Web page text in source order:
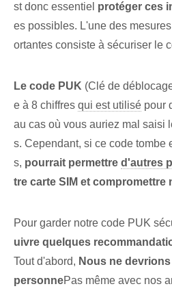
st donc essentiel protéger ‌ces
es possibles. L'une des
ortantes consiste à sécuriser le
Le code PUK (Clé de
e à 8 chiffres⁢ qui est utilisé pour
au cas où vous auriez mal saisi
s. Cependant, si ce code tombe
s, pourrait permettre d'autres
tre carte SIM et compromettre
Pour ‌garder notre code PUK
uivre quelques
Tout d'abord, Nous ne
personnePas même avec nos